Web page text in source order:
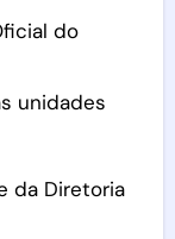
do
unidades
da Diretoria